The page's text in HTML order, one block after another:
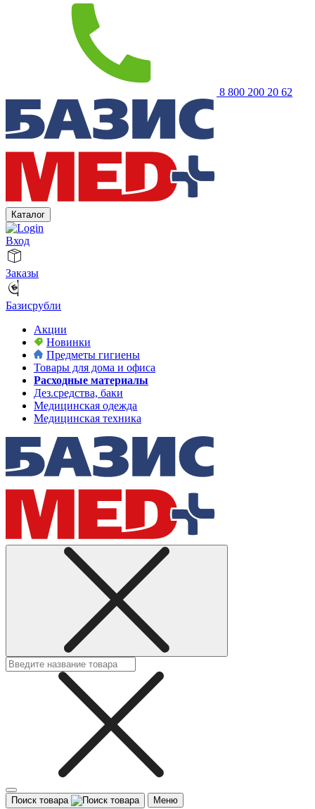
8 800 200 20 62
Каталог
Вход
Заказы
Базисрубли
Акции
Новинки
Предметы гигиены
Товары для дома и офиса
Расходные материалы
Дез.средства, баки
Медицинская одежда
Медицинская техника
Поиск товара Меню